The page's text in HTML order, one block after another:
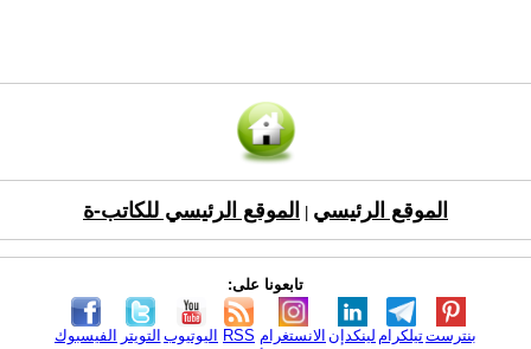
الموقع الرئيسي الموقع الرئيسي للكاتب-ة
تابعونا على:
الفيسبوك التويتر اليوتيوب RSS الانستغرام لينكدإن تيلكرامبنترست